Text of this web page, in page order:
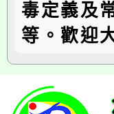
毒定義及
等。歡迎